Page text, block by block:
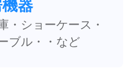
器
・ショーケース・
ブル・・など